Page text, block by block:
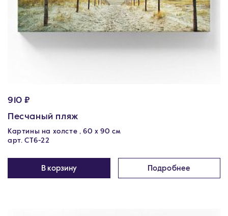
910 ₽
Песчаный пляж
Картины на холсте , 60 х 90 см
арт. CT6-22
В корзину Подробнее